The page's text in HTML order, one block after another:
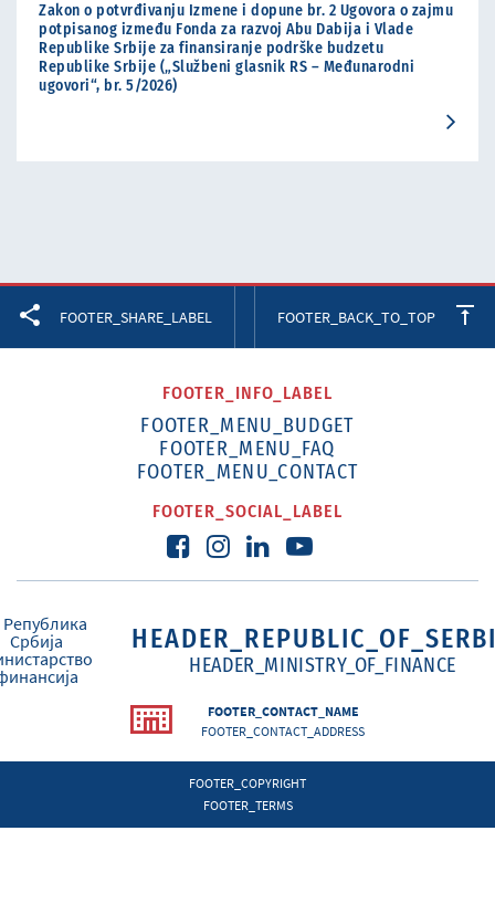
Zakon o potvrđivanju Izmene i dopune br. 2 Ugovora o zajmu
potpisanog između Fonda za razvoj Abu Dabija i Vlade
Republike Srbije za finansiranje podrške budzetu
Republike Srbije („Službeni glasnik RS – Međunarodni
ugovori“, br. 5/2026)
FOOTER_SHARE_LABEL FOOTER_BACK_TO_TOP
FOOTER_INFO_LABEL
FOOTER_MENU_BUDGET
FOOTER_MENU_FAQ
FOOTER_MENU_CONTACT
FOOTER_SOCIAL_LABEL
HEADER_MINISTRY_OF_FINANCE
FOOTER_CONTACT_NAME
FOOTER_CONTACT_ADDRESS
FOOTER_COPYRIGHT
FOOTER_TERMS